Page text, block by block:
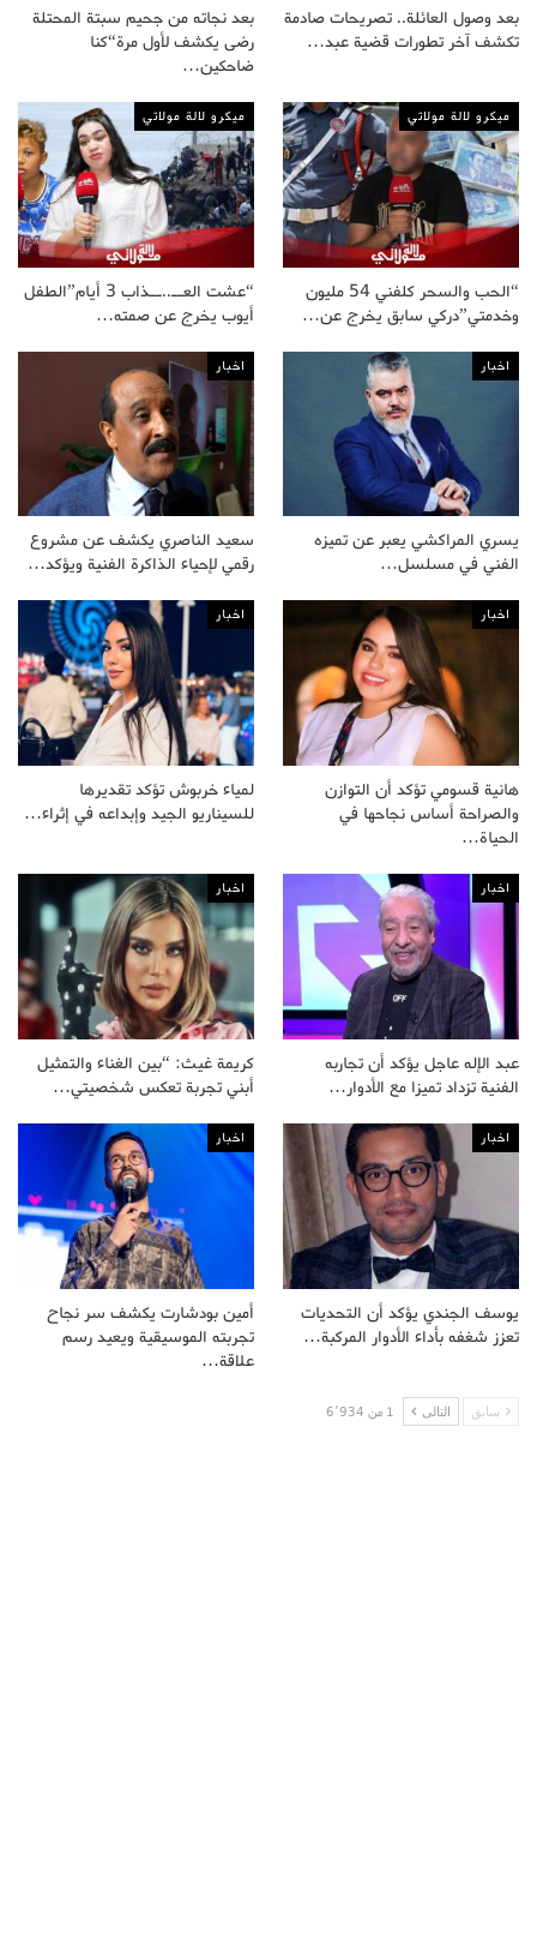
بعد وصول العائلة.. تصريحات صادمة
تكشف آخر تطورات قضية عبد…
بعد نجاته من جحيم سبتة المحتلة
رضى يكشف لأول مرة“كنا
ضاحكين…
ميكرو لالة مولاتي
“الحب والسحر كلفني 54 مليون
وخدمتي”دركي سابق يخرج عن…
ميكرو لالة مولاتي
“عشت العــ..ــذاب 3 أيام”الطفل
أيوب يخرج عن صمته…
اخبار
يسري المراكشي يعبر عن تميزه
الفني في مسلسل…
اخبار
سعيد الناصري يكشف عن مشروع
رقمي لإحياء الذاكرة الفنية ويؤكد…
اخبار
هانية قسومي تؤكد أن التوازن
والصراحة أساس نجاحها في
الحياة…
اخبار
لمياء خربوش تؤكد تقديرها
للسيناريو الجيد وإبداعه في إثراء…
اخبار
عبد الإله عاجل يؤكد أن تجاربه
الفنية تزداد تميزا مع الأدوار…
اخبار
كريمة غيث: “بين الغناء والتمثيل
أبني تجربة تعكس شخصيتي…
اخبار
يوسف الجندي يؤكد أن التحديات
تعزز شغفه بأداء الأدوار المركبة…
اخبار
أمين بودشارت يكشف سر نجاح
تجربته الموسيقية ويعيد رسم
علاقة…
سابق التالى 1 من 6٬934